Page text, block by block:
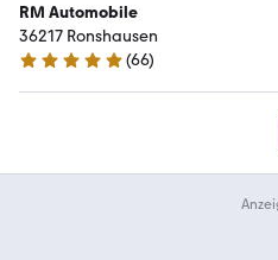
RM Automobile
36217 Ronshausen
5 Sterne
(66)